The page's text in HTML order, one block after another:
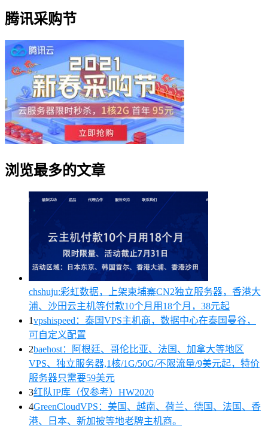
腾讯采购节
浏览最多的文章
chshuju:彩虹数据，上架柬埔寨CN2独立服务器，香港大
浦、沙田云主机等付款10个月用18个月，38元起
1vpshispeed：泰国VPS主机商，数据中心在泰国曼谷，
可自定义配置
2baehost：阿根廷、哥伦比亚、法国、加拿大等地区
VPS、独立服务器,1核/1G/50G/不限流量/9美元起，特价
服务器只需要59美元
3红队IP库（仅参考）HW2020
4GreenCloudVPS：美国、越南、荷兰、德国、法国、香
港、日本、新加披等地老牌主机商。